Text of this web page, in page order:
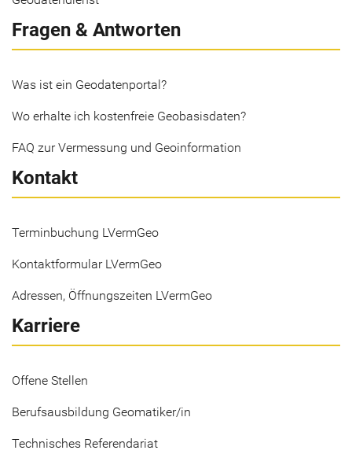
Fragen & Antworten
Was ist ein Geodatenportal?
Wo erhalte ich kostenfreie Geobasisdaten?
FAQ zur Vermessung und Geoinformation
Kontakt
Terminbuchung LVermGeo
Kontaktformular LVermGeo
Adressen, Öffnungszeiten LVermGeo
Karriere
Offene Stellen
Berufsausbildung Geomatiker/in
Technisches Referendariat